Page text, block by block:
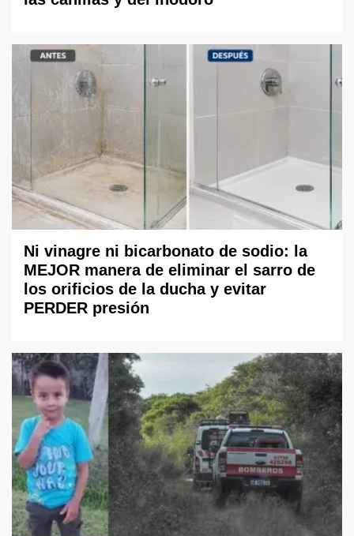
Ni vinagre ni bicarbonato de sodio: la
MEJOR manera de eliminar el sarro de
los orificios de la ducha y evitar
PERDER presión